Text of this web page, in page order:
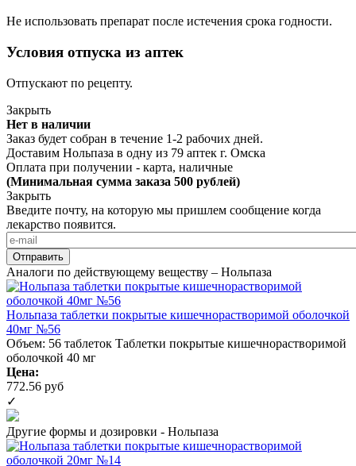
Не использовать препарат после истечения срока годности.
Условия отпуска из аптек
Отпускают по рецепту.
Закрыть
Нет в наличии
Заказ будет собран в течение 1-2 рабочих дней.
Доставим Нольпаза в одну из 79 аптек г. Омска
Оплата при получении - карта, наличные
(Минимальная сумма заказа 500 рублей)
Закрыть
Введите почту, на которую мы пришлем сообщение когда
лекарство появится.
Аналоги по действующему веществу – Нольпаза
Нольпаза таблетки покрытые кишечнорастворимой оболочкой
40мг №56
Объем: 56 таблеток Таблетки покрытые кишечнорастворимой
оболочкой 40 мг
Цена:
772.56 руб
✓
Другие формы и дозировки - Нольпаза